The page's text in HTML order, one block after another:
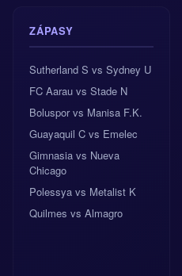
ZÁPASY
Sutherland S vs Sydney U
FC Aarau vs Stade N
Boluspor vs Manisa F.K.
Guayaquil C vs Emelec
Gimnasia vs Nueva
Chicago
Polessya vs Metalist K
Quilmes vs Almagro